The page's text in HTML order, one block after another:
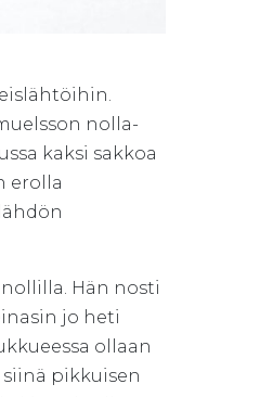
nolla-
kaksi sakkoa
erolla
Hän nosti
jo heti
ollaan
pikkuisen